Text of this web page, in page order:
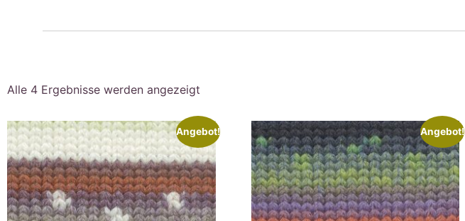
Alle 4 Ergebnisse werden angezeigt
Angebot! Angebot!